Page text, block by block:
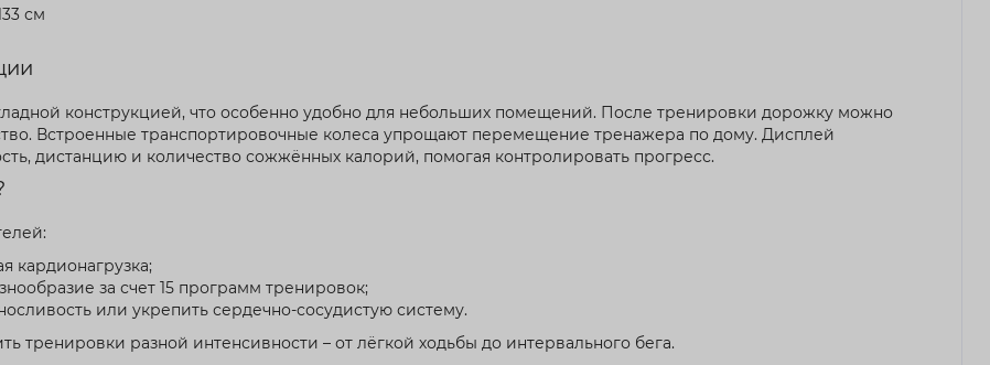
см
конструкцией, что особенно удобно для небольших помещений. После тренировки дорожку можно
Встроенные транспортировочные колеса упрощают перемещение тренажера по дому. Дисплей
дистанцию и количество сожжённых калорий, помогая контролировать прогресс.
кардионагрузка;
за счет 15 программ тренировок;
или укрепить сердечно-сосудистую систему.
тренировки разной интенсивности – от лёгкой ходьбы до интервального бега.